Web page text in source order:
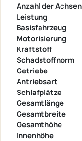
Anzahl der Achsen
Leistung
Basisfahrzeug
Motorisierung
Kraftstoff
Schadstoffnorm
Getriebe
Antriebsart
Schlafplätze
Gesamtlänge
Gesamtbreite
Gesamthöhe
Innenhöhe